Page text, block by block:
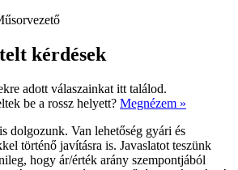
kérdések
adott válaszainkat itt találod.
be a rossz helyett? Megnézem »
dolgozunk. Van lehetőség gyári és
történő javításra is. Javaslatot teszünk
hogy ár/érték arány szempontjából